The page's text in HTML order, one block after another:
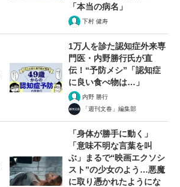
「本当の病名」
下村 健寿
1万人を診た認知症外来専
門医・内野勝行氏が直
伝！“予防メシ”「認知症
に良い食べ物は…」
内野 勝行
「週刊文春」編集部
「身体が勝手に動く」
「意味不明な言葉を叫
ぶ」まるで“映画エクソシ
スト”の少女のよう…悪魔
に取り憑かれたようにな